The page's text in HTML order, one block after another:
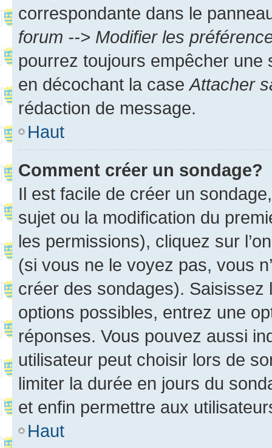
correspondante dans le
forum --> Modifier les
pourrez toujours empêcher une
en décochant la case Attacher
rédaction de message.
Haut
Comment créer un sondage?
Il est facile de créer un
sujet ou la modification du
les permissions), cliquez sur
(si vous ne le voyez pas, vous
créer des sondages).
options possibles, entrez une
réponses. Vous pouvez aussi
utilisateur peut choisir lors de
limiter la durée en jours du
et enfin permettre aux
Haut